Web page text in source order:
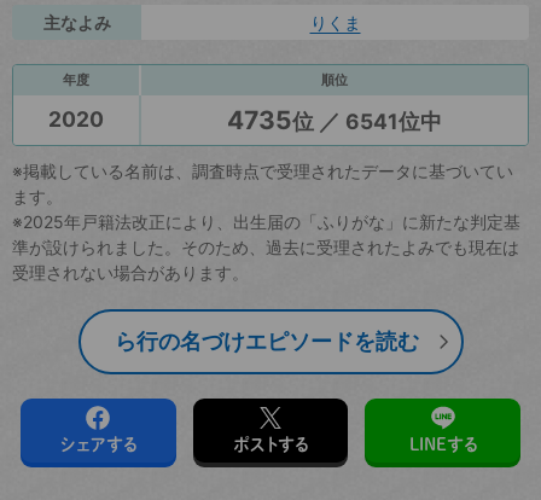
主なよみ りくま
年度 順位
2020 4735位 ／ 6541位中
※掲載している名前は、調査時点で受理されたデータに基づいてい
ます。
※2025年戸籍法改正により、出生届の「ふりがな」に新たな判定基
準が設けられました。そのため、過去に受理されたよみでも現在は
受理されない場合があります。
ら行の名づけエピソードを読む
シェアする ポストする LINEする